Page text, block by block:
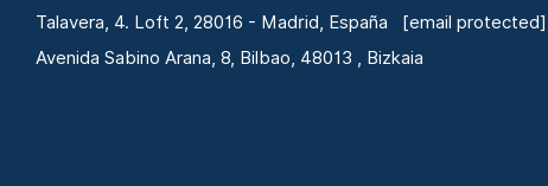
Talavera, 4. Loft 2, 28016 - Madrid, España
[email protected]
Avenida Sabino Arana, 8, Bilbao, 48013 , Bizkaia